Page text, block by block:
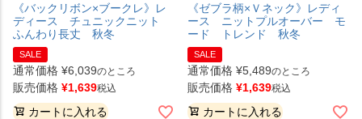
《バックリボン×ブークレ》レ
ディース チュニックニット
ふんわり長丈 秋冬
SALE
通常価格 ¥6,039のところ
販売価格 ¥1,639税込
カートに入れる
《ゼブラ柄×Ｖネック》レディ
ース ニットプルオーバー モ
ード トレンド 秋冬
SALE
通常価格 ¥5,489のところ
販売価格 ¥1,639税込
カートに入れる